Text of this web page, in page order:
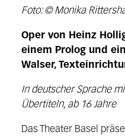
Foto: © Monika
Oper von Heinz
einem Prolog und
Walser,
In deutscher Sprache
Übertiteln, ab 16 Jahre
Das Theater Basel